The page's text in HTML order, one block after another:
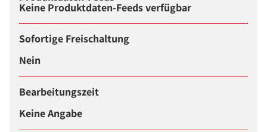
Keine Produktdaten-Feeds verfügbar
Sofortige Freischaltung
Nein
Bearbeitungszeit
Keine Angabe